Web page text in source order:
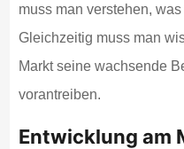
muss man verstehen,
Gleichzeitig muss man
Markt seine wachsende
vorantreiben.
Entwicklung am